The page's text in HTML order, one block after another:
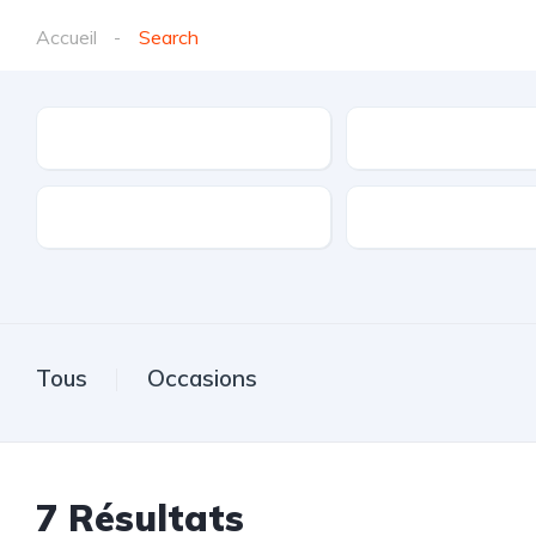
Accueil Search
Tous Occasions
7 Résultats